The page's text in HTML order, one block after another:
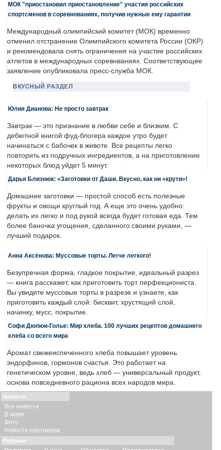
МОК "приостановил приостановление" участия российских
спортсменов в соревнованиях, получив нужные ему гарантии
Международный олимпийский комитет (МОК) временно
отменил отстранение Олимпийского комитета России (ОКР)
и рекомендовала снять ограничения на участие российских
атлетов в международных соревнваниях. Соответствующее
заявление опубликовала пресс-служба МОК.
ВКУСНЫЙ РАЗДЕЛ
Юлия Дианова: Не просто завтрак
Завтрак — это признание в любви себе и близким. С
дебютной книгой фуд-блогера каждое утро будет
начинаться с бабочек в животе. Все рецепты легко
повторить из подручных ингредиентов, а на приготовление
некоторых блюд уйдет 5 минут.
Дарья Близнюк: «Заготовки от Даши. Вкусно, как ни «крути»!
Домашние заготовки — простой способ есть полезные
фрукты и овощи круглый год. А еще это очень удобно:
делать их легко и под рукой всегда будет готовая еда. Тем
более баночка угощения, сделанного своими руками, —
лучший подарок.
Анна Аксёнова: Муссовые торты. Легче легкого!
Безупречная форма, гладкое покрытие, идеальный разрез
— книга расскажет, как приготовить торт перфекциониста.
Вы увидите муссовые торты в разрезе и узнаете, как
приготовить каждый слой: бисквит, хрустящий слой,
начинку, мусс, покрытие.
Софи Дюпюи-Голье: Мир хлеба. 100 лучших рецептов домашнего
хлеба со всего мира
Аромат свежеиспеченного хлеба повышает уровень
эндорфинов, гормонов счастья. Это работает на
генетическом уровне, ведь хлеб — универсальный продукт,
основа повседневного рациона всех народов мира.
Новости
Все новости
В мире
Фото
Новости партнеров
Рубрики